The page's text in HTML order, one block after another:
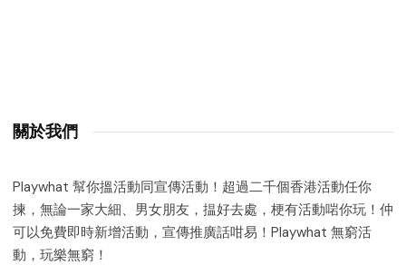
關於我們
Playwhat 幫你搵活動同宣傳活動！超過二千個香港活動任你
揀，無論一家大細、男女朋友，揾好去處，梗有活動啱你玩！仲
可以免費即時新增活動，宣傳推廣話咁易！Playwhat 無窮活
動，玩樂無窮！